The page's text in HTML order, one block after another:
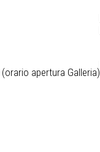
(orario apertura Galleria)